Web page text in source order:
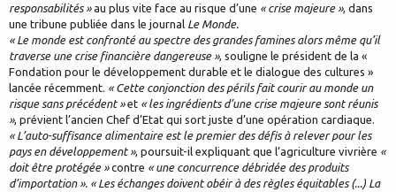
responsabilités »au plus vite face au risque d’une « crise majeure », dans
une tribune publiée dans le journal Le Monde.
« Le monde est confronté au spectre des grandes famines alors même qu’il
traverse une crise financière dangereuse », souligne le président de la «
Fondation pour le développement durable et le dialogue des cultures »
lancée récemment. « Cette conjonction des périls fait courir au monde un
risque sans précédent »et « les ingrédients d’une crise majeure sont réunis
», prévient l’ancien Chef d’Etat qui sort juste d’une opération cardiaque.
« L’auto-suffisance alimentaire est le premier des défis à relever pour les
pays en développement », poursuit-il expliquant que l’agriculture vivrière «
doit être protégée »contre « une concurrence débridée des produits
d’importation ». « Les échanges doivent obéir à des règles équitables (...) La